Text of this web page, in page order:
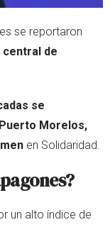
se reportaron
central de
se
Morelos,
en Solidaridad.
un alto índice de